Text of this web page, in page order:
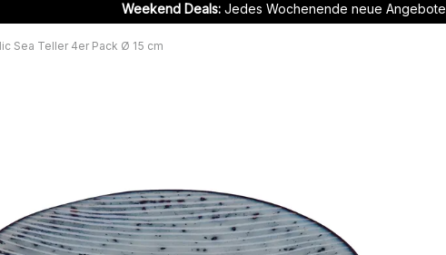
Weekend Deals:Jedes Wochenende neue Angebote
Sea Teller 4er Pack Ø 15 cm